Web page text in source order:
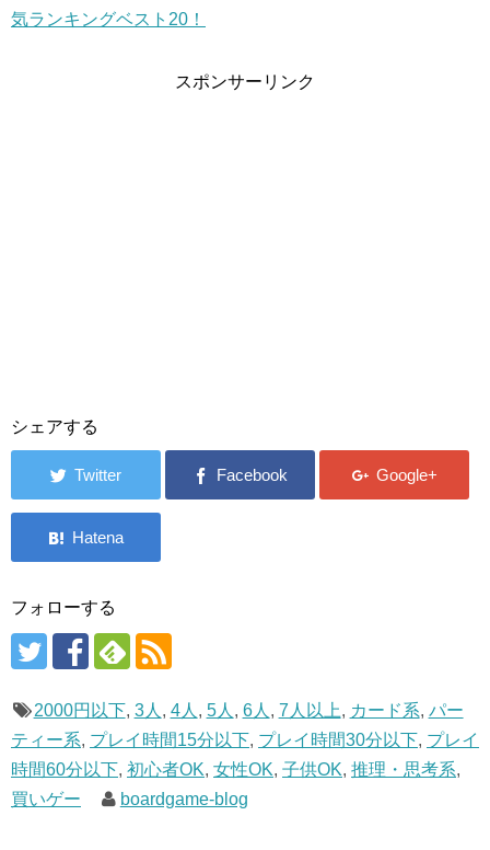
気ランキングベスト20！
スポンサーリンク
シェアする
フォローする
2000円以下, 3人 , 4人 , 5人 , 6人 , 7人以上, カード系, パー
ティー系, プレイ時間15分以下, プレイ時間30分以下, プレイ
時間60分以下, 初心者OK, 女性OK, 子供OK, 推理・思考系,
買いゲー
boardgame-blog